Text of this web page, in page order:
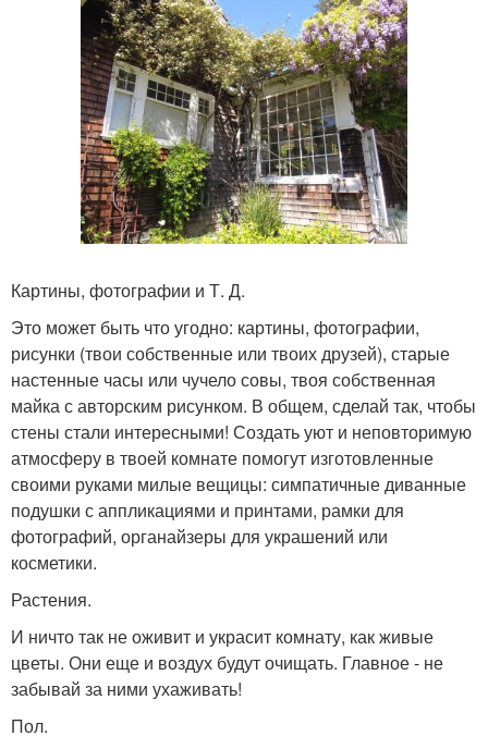
Картины, фотографии и Т. Д.
Это может быть что угодно: картины, фотографии,
рисунки (твои собственные или твоих друзей), старые
настенные часы или чучело совы, твоя собственная
майка с авторским рисунком. В общем, сделай так, чтобы
стены стали интересными! Создать уют и неповторимую
атмосферу в твоей комнате помогут изготовленные
своими руками милые вещицы: симпатичные диванные
подушки с аппликациями и принтами, рамки для
фотографий, органайзеры для украшений или
косметики.
Растения.
И ничто так не оживит и украсит комнату, как живые
цветы. Они еще и воздух будут очищать. Главное - не
забывай за ними ухаживать!
Пол.